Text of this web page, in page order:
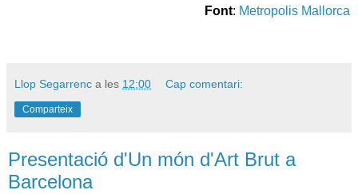
Font: Metropolis Mallorca
Llop Segarrenc a les 12:00 Cap comentari:
Comparteix
Presentació d'Un món d'Art Brut a
Barcelona